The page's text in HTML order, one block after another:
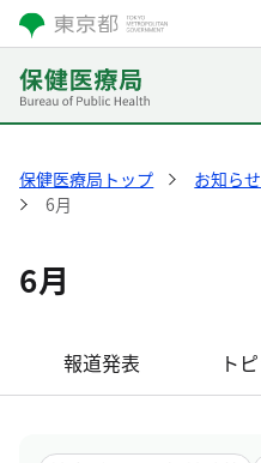
保健医療局トップ お知らせ
6月
6月
報道発表 ト